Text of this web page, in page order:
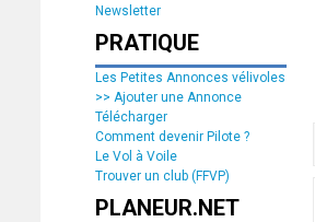
Newsletter
PRATIQUE
Les Petites Annonces vélivoles
>> Ajouter une Annonce
Télécharger
Comment devenir Pilote ?
Le Vol à Voile
Trouver un club (FFVP)
PLANEUR.NET